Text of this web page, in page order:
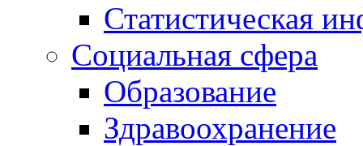
Статистическая
Социальная сфера
Образование
Здравоохранение